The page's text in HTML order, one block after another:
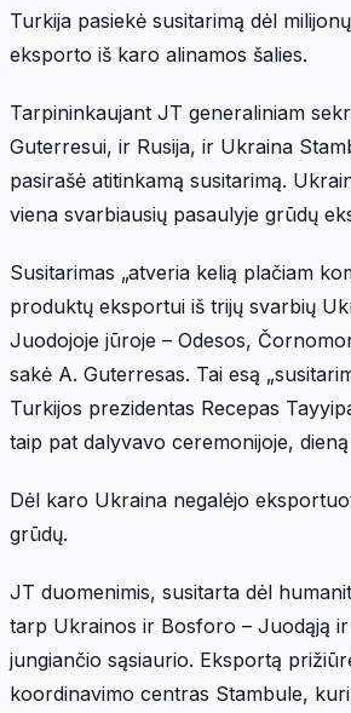
Turkija pasiekė susitarimą dėl
eksporto iš karo alinamos šalies.
Tarpininkaujant JT generaliniam
Guterresui, ir Rusija, ir Ukraina
pasirašė atitinkamą susitarimą.
viena svarbiausių pasaulyje grūdų
Susitarimas „atveria kelią plačiam
produktų eksportui iš trijų svarbių
Juodojoje jūroje – Odesos,
sakė A. Guterresas. Tai esą
Turkijos prezidentas Recepas
taip pat dalyvavo ceremonijoje, dieną
Dėl karo Ukraina negalėjo
grūdų.
JT duomenimis, susitarta dėl
tarp Ukrainos ir Bosforo – Juodąją
jungiančio sąsiaurio. Eksportą
koordinavimo centras Stambule,